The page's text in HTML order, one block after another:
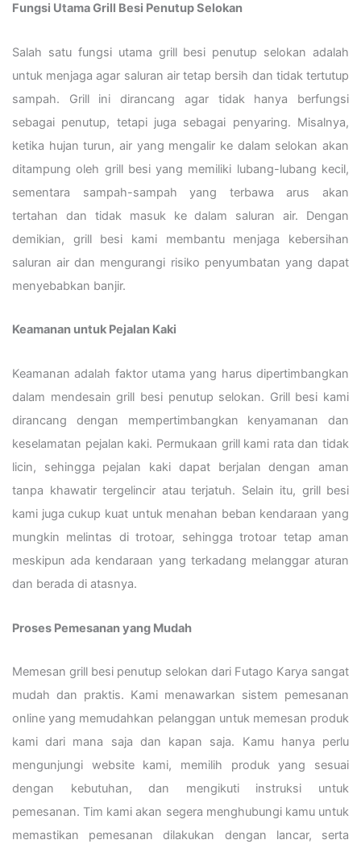
Fungsi Utama Grill Besi Penutup Selokan
Salah satu fungsi utama grill besi penutup selokan adalah
untuk menjaga agar saluran air tetap bersih dan tidak tertutup
sampah. Grill ini dirancang agar tidak hanya berfungsi
sebagai penutup, tetapi juga sebagai penyaring. Misalnya,
ketika hujan turun, air yang mengalir ke dalam selokan akan
ditampung oleh grill besi yang memiliki lubang-lubang kecil,
sementara sampah-sampah yang terbawa arus akan
tertahan dan tidak masuk ke dalam saluran air. Dengan
demikian, grill besi kami membantu menjaga kebersihan
saluran air dan mengurangi risiko penyumbatan yang dapat
menyebabkan banjir.
Keamanan untuk Pejalan Kaki
Keamanan adalah faktor utama yang harus dipertimbangkan
dalam mendesain grill besi penutup selokan. Grill besi kami
dirancang dengan mempertimbangkan kenyamanan dan
keselamatan pejalan kaki. Permukaan grill kami rata dan tidak
licin, sehingga pejalan kaki dapat berjalan dengan aman
tanpa khawatir tergelincir atau terjatuh. Selain itu, grill besi
kami juga cukup kuat untuk menahan beban kendaraan yang
mungkin melintas di trotoar, sehingga trotoar tetap aman
meskipun ada kendaraan yang terkadang melanggar aturan
dan berada di atasnya.
Proses Pemesanan yang Mudah
Memesan grill besi penutup selokan dari Futago Karya sangat
mudah dan praktis. Kami menawarkan sistem pemesanan
online yang memudahkan pelanggan untuk memesan produk
kami dari mana saja dan kapan saja. Kamu hanya perlu
mengunjungi website kami, memilih produk yang sesuai
dengan kebutuhan, dan mengikuti instruksi untuk
pemesanan. Tim kami akan segera menghubungi kamu untuk
memastikan pemesanan dilakukan dengan lancar, serta